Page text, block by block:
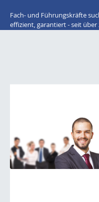
Fach- und Führungskräfte
effizient, garantiert - seit über
Für Arbeitnehmer:
Lacke / Farben /